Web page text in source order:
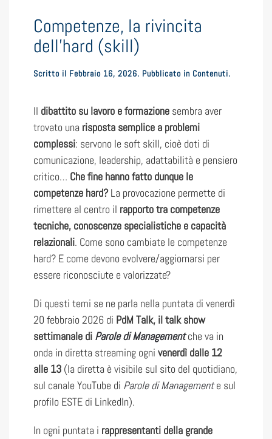
Competenze, la rivincita
dell’hard (skill)
Scritto il Febbraio 16, 2026. Pubblicato in Contenuti.
Il dibattito su lavoro e formazione sembra aver
trovato una risposta semplice a problemi
complessi: servono le soft skill, cioè doti di
comunicazione, leadership, adattabilità e pensiero
critico… Che fine hanno fatto dunque le
competenze hard?La provocazione permette di
rimettere al centro il rapporto tra competenze
tecniche, conoscenze specialistiche e capacità
relazionali. Come sono cambiate le competenze
hard? E come devono evolvere/aggiornarsi per
essere riconosciute e valorizzate?
Di questi temi se ne parla nella puntata di venerdì
20 febbraio 2026 di PdM Talk, il talk show
settimanale di Parole di Managementche va in
onda in diretta streaming ogni venerdì dalle 12
alle 13 (la diretta è visibile sul sito del quotidiano,
sul canale YouTube di Parole di Managemente sul
profilo ESTE di LinkedIn).
In ogni puntata i rappresentanti della grande